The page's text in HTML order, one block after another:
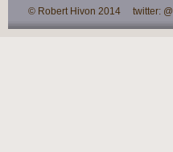
© Robert Hivon 2014 twitter: